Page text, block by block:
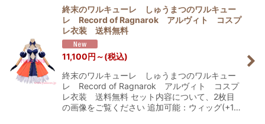
終末のワルキューレ しゅうまつのワルキュー
レ Record of Ragnarok アルヴィト コスプ
レ衣装 送料無料
11,100円 ～(税込)
終末のワルキューレ しゅうまつのワルキュー
レ Record of Ragnarok アルヴィト コスプ
レ衣装 送料無料 セット内容について、2枚目
の画像をご覧ください 追加可能：ウィッグ(+1…